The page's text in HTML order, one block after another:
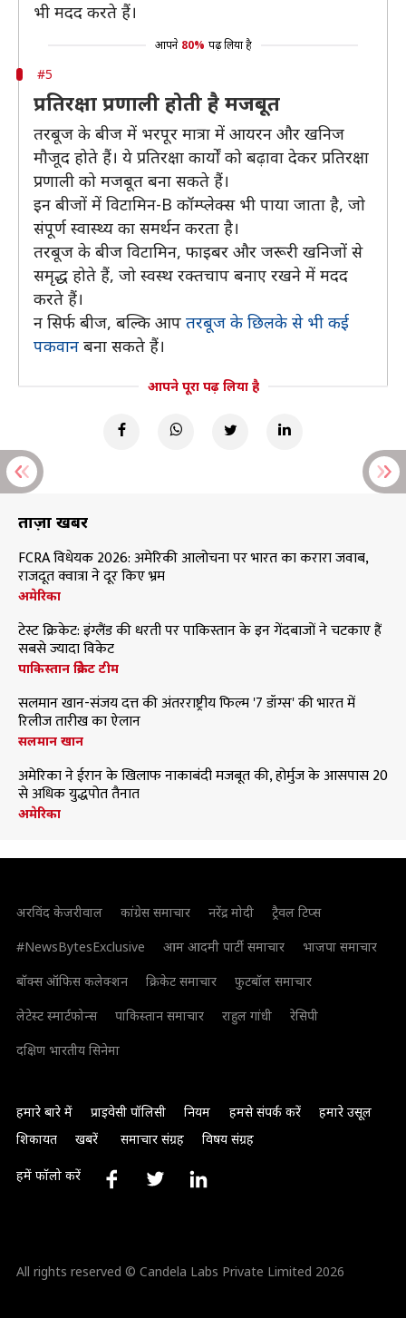
भी मदद करते हैं।
आपने 80% पढ़ लिया है
#5
प्रतिरक्षा प्रणाली होती है मजबूत
तरबूज के बीज में भरपूर मात्रा में आयरन और खनिज
मौजूद होते हैं। ये प्रतिरक्षा कार्यों को बढ़ावा देकर प्रतिरक्षा
प्रणाली को मजबूत बना सकते हैं।
इन बीजों में विटामिन-B कॉम्प्लेक्स भी पाया जाता है, जो
संपूर्ण स्वास्थ्य का समर्थन करता है।
तरबूज के बीज विटामिन, फाइबर और जरूरी खनिजों से
समृद्ध होते हैं, जो स्वस्थ रक्तचाप बनाए रखने में मदद
करते हैं।
न सिर्फ बीज, बल्कि आप तरबूज के छिलके से भी कई
पकवान बना सकते हैं।
आपने पूरा पढ़ लिया है
ताज़ा खबरें
FCRA विधेयक 2026: अमेरिकी आलोचना पर भारत का करारा जवाब,
राजदूत क्वात्रा ने दूर किए भ्रम
अमेरिका
टेस्ट क्रिकेट: इंग्लैंड की धरती पर पाकिस्तान के इन गेंदबाजों ने चटकाए हैं
सबसे ज्यादा विकेट
पाकिस्तान क्रिकेट टीम
सलमान खान-संजय दत्त की अंतरराष्ट्रीय फिल्म '7 डॉग्स' की भारत में
रिलीज तारीख का ऐलान
सलमान खान
अमेरिका ने ईरान के खिलाफ नाकाबंदी मजबूत की, होर्मुज के आसपास 20
से अधिक युद्धपोत तैनात
अमेरिका
अरविंद केजरीवाल कांग्रेस समाचार नरेंद्र मोदी
ट्रैवल टिप्स
#NewsBytesExclusive
आम आदमी पार्टी समाचार
भाजपा समाचार
बॉक्स ऑफिस कलेक्शन
क्रिकेट समाचार
फुटबॉल समाचार
लेटेस्ट स्मार्टफोन्स
पाकिस्तान समाचार राहुल गांधी
रेसिपी
दक्षिण भारतीय सिनेमा
हमारे बारे में प्राइवेसी पॉलिसी नियम हमसे संपर्क करें
हमारे उसूल
शिकायत
खबरें समाचार संग्रह विषय संग्रह
हमें फॉलो करें
All rights reserved © Candela Labs Private Limited 2026